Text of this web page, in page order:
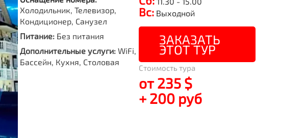
Холодильник, Телевизор,
Кондиционер, Санузел
Питание:Без питания
Дополнительные услуги:WiFi,
Бассейн, Кухня, Столовая
Вс:Выходной
ЗАКАЗАТЬ
ЭТОТ ТУР
Стоимость тура
от 235 $
+ 200 руб